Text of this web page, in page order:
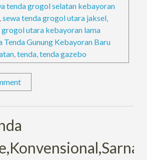
tenda grogol selatan kebayoran
,sewa tenda grogol utara jaksel
grogol utara kebayoran lama
Tenda Gunung Kebayoran Baru
,tenda ,tenda gazebo